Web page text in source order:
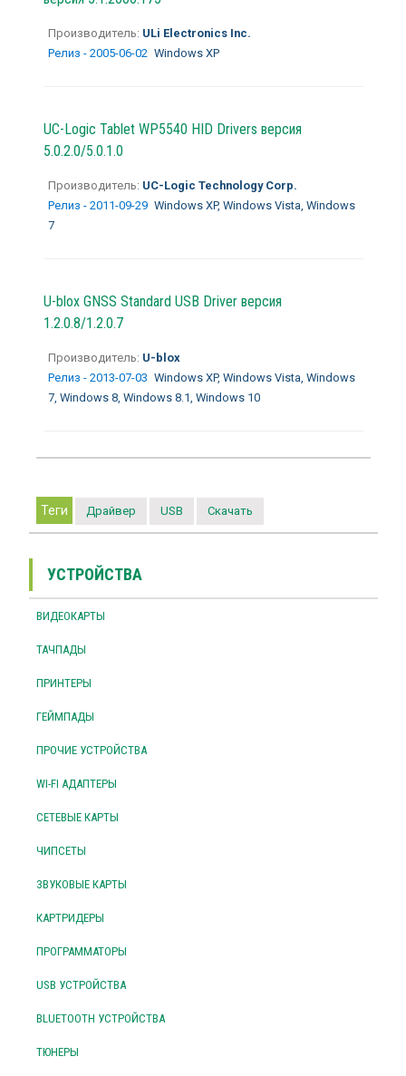
Производитель: ULi Electronics Inc.
Релиз - 2005-06-02 Windows XP
UC-Logic Tablet WP5540 HID Drivers версия
5.0.2.0/5.0.1.0
Производитель: UC-Logic Technology Corp.
Релиз - 2011-09-29 Windows XP, Windows Vista, Windows
7
U-blox GNSS Standard USB Driver версия
1.2.0.8/1.2.0.7
Производитель: U-blox
Релиз - 2013-07-03 Windows XP, Windows Vista, Windows
7, Windows 8, Windows 8.1, Windows 10
Теги Драйвер USB Скачать
УСТРОЙСТВА
ВИДЕОКАРТЫ
ТАЧПАДЫ
ПРИНТЕРЫ
ГЕЙМПАДЫ
ПРОЧИЕ УСТРОЙСТВА
WI-FI АДАПТЕРЫ
СЕТЕВЫЕ КАРТЫ
ЧИПСЕТЫ
ЗВУКОВЫЕ КАРТЫ
КАРТРИДЕРЫ
ПРОГРАММАТОРЫ
USB УСТРОЙСТВА
BLUETOOTH УСТРОЙСТВА
ТЮНЕРЫ